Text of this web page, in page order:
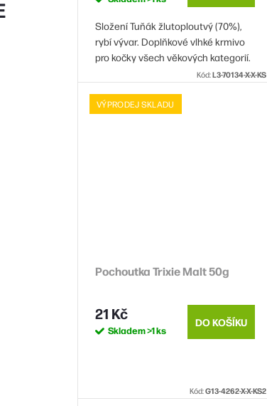
Složení Tuňák žlutoploutvý (70%),
rybí vývar. Doplňkové vlhké krmivo
pro kočky všech věkových kategorií.
Kód:L3-70134-X-X-KS
VÝPRODEJ SKLADU
Pochoutka Trixie Malt 50g
21 Kč
Skladem>1 ks
DO KOŠÍKU
Kód:G13-4262-X-X-KS2